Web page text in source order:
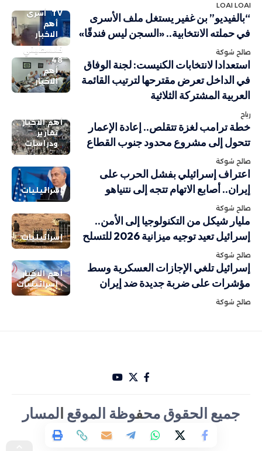
LOAI LOAI
TV أسرى
أهم
الاخبار
“بالفيديو” بن غفير يستغل ملف الأسرى
في حملته الانتخابية.. «السجن ليس فندقًا»
صالح شوكة
فلسطيني
48
أهم
الاخبار
استعدادا لانتخابات الكنيست: لجنة الوفاق
في الداخل تعرض مقترحها لترتيب القائمة
العربية المشتركة الثلاثية
رباح
أهم الاخبار
تقارير
ودراسات
خطة ترامب لغزة تتقلص.. إعادة الإعمار
تتحول إلى مشروع محدود جنوب القطاع
صالح شوكة
إسرائيليات
اعتراف إسرائيلي بفشل الحرب على
إيران.. أصابع الاتهام تتجه إلى نتنياهو
صالح شوكة
إسرائيليات
مليار شيكل من التكنولوجيا إلى الأمن..
إسرائيل تعيد توجيه ميزانية 2026 للتسلح
صالح شوكة
أهم الاخبار
إسرائيليات
إسرائيل تلغي الإجازات العسكرية وسط
مؤشرات على ضربة جديدة ضد إيران
صالح شوكة
جميع الحقوق محفوظة الموقع المسار
الأخباري تصميم Hakam